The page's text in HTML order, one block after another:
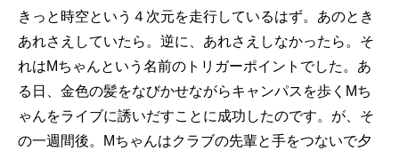
きっと時空という４次元を走行しているはず。あのとき
あれさえしていたら。逆に、あれさえしなかったら。そ
れはMちゃんという名前のトリガーポイントでした。あ
る日、金色の髪をなびかせながらキャンパスを歩くMち
ゃんをライブに誘いだすことに成功したのです。が、そ
の一週間後。Mちゃんはクラブの先輩と手をつないで夕